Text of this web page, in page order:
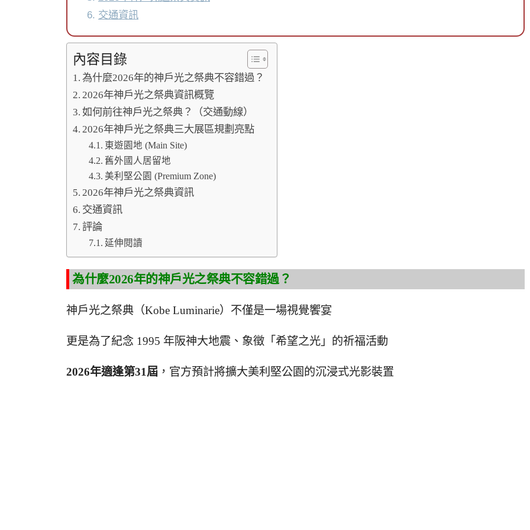
交通資訊
內容目錄
為什麼2026年的神戶光之祭典不容錯過？
2026年神戶光之祭典資訊概覽
如何前往神戶光之祭典？（交通動線）
2026年神戶光之祭典三大展區規劃亮點
東遊園地 (Main Site)
舊外國人居留地
美利堅公園 (Premium Zone)
2026年神戶光之祭典資訊
交通資訊
評論
延伸閱讀
為什麼2026年的神戶光之祭典不容錯過？
神戶光之祭典（Kobe Luminarie）不僅是一場視覺饗宴
更是為了紀念 1995 年阪神大地震、象徵「希望之光」的祈福活動
2026年適逢第31屆 ，官方預計將擴大美利堅公園的沉浸式光影裝置